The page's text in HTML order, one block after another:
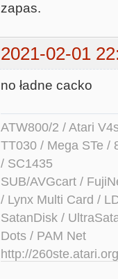
zapas.
2021-02-01
no ładne cacko
ATW800/2 / Atari
TT030 / Mega STe /
/ SC1435
SUB/AVGcart /
/ Lynx Multi Card /
SatanDisk /
Dots / PAM Net
http://260ste.atari.org